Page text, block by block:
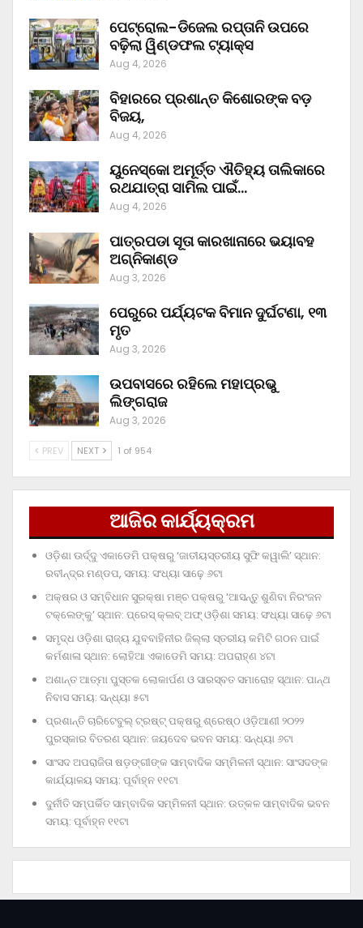
ପେଟ୍ରୋଲ-ଡିଜେଲ ରପ୍ତାନି ଉପରେ
ବଢ଼ିଲା ୱିଣ୍ଡଫଲ ଟ୍ୟାକ୍ସ
Aug 4, 2026
ବିହାରରେ ପ୍ରଶାନ୍ତ କିଶୋରଙ୍କ ବଡ଼
ବିଜୟ,
Aug 4, 2026
ୟୁନେସ୍କୋ ଅମୂର୍ତ୍ତ ଐତିହ୍ୟ ତାଲିକାରେ
ରଥଯାତ୍ରା ସାମିଲ ପାଇଁ…
Aug 4, 2026
ପାତ୍ରପଡା ସୂତା କାରଖାନାରେ ଭୟାବହ
ଅଗ୍ନିକାଣ୍ଡ
Aug 3, 2026
ପେରୁରେ ପର୍ଯ୍ୟଟକ ବିମାନ ଦୁର୍ଘଟଣା, ୧୩
ମୃତ
Aug 3, 2026
ଉପବାସରେ ରହିଲେ ମହାପ୍ରଭୁ
ଲିଙ୍ଗରାଜ
Aug 3, 2026
PREV NEXT 1 of 954
ଆଜିର କାର୍ଯ୍ୟକ୍ରମ
ଓଡ଼ିଶା ଊର୍ଦ୍ଦୁ ଏକାଡେମି ପକ୍ଷରୁ ‘ଜାତୀୟସ୍ତରୀୟ ସୁଫି କୱାଲି’ ସ୍ଥାନ:
ରବୀନ୍ଦ୍ର ମଣ୍ଡପ, ସମୟ: ସଂଧ୍ୟା ସାଢ଼େ ୬ଟା
ଅକ୍ଷର ଓ ସମ୍ବିଧାନ ସୁରକ୍ଷା ମଞ୍ଚ ପକ୍ଷରୁ ‘ଆସନ୍ତୁ ଶୁଣିବା ନିରଂଜନ
ଟକ୍‌ଲେଙ୍କୁ’ ସ୍ଥାନ: ପ୍ରେସ୍‌ କ୍ଲବ୍‌ ଅଫ୍‌ ଓଡ଼ିଶା ସମୟ: ସଂଧ୍ୟା ସାଢ଼େ ୬ଟା
ସମୃଦ୍ଧ ଓଡ଼ିଶା ରାଜ୍ୟ ଯୁବବାହିନୀର ଜିଲ୍ଲା ସ୍ତରୀୟ କମିଟି ଗଠନ ପାଇଁ
କର୍ମଶାଳା ସ୍ଥାନ: ଲୋହିଆ ଏକାଡେମି ସମୟ: ଅପରାହ୍‌ଣ ୪ଟା
ଅଶାନ୍ତ ଆତ୍ମା ପୁସ୍ତକ ଲୋକାର୍ପଣ ଓ ସାରସ୍ବତ ସମାରୋହ ସ୍ଥାନ: ପାନ୍ଥ
ନିବାସ ସମୟ: ସନ୍ଧ୍ୟା ୫ଟା
ପ୍ରଶାନ୍ତି ଚାରିଟେବୁଲ୍‌ ଟ୍ରଷ୍ଟ୍‌ ପକ୍ଷରୁ ଶ୍ରେଷ୍ଠ ଓଡ଼ିଆଣୀ ୨୦୨୨
ପୁରସ୍କାର ବିତରଣ ସ୍ଥାନ: ଜୟଦେବ ଭବନ ସମୟ: ସନ୍ଧ୍ୟା ୬ଟା
ସାଂସଦ ଅପରାଜିତା ଷଡ଼ଙ୍ଗୀଙ୍କ ସାମ୍ବାଦିକ ସମ୍ମିଳନୀ ସ୍ଥାନ: ସାଂସଦଙ୍କ
କାର୍ଯ୍ୟାଳୟ ସମୟ: ପୂର୍ବାହ୍ନ ୧୧ଟା
ଦୁର୍ନୀତି ସମ୍ପର୍କିତ ସାମ୍ବାଦିକ ସମ୍ମିଳନୀ ସ୍ଥାନ: ଉତ୍କଳ ସାମ୍ବାଦିକ ଭବନ
ସମୟ: ପୂର୍ବାହ୍ନ ୧୧ଟା